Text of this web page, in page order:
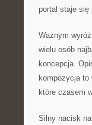
portal staje się
Ważnym
wielu osób
koncepcja.
kompozycja to
które czasem
Silny nacisk